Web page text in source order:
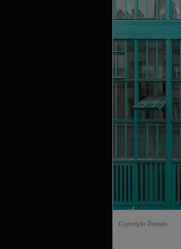
Copyright Transfo